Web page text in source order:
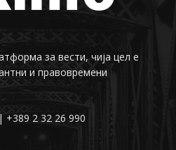
за вести, чија цел е
и правовремени
+389 2 32 26 990